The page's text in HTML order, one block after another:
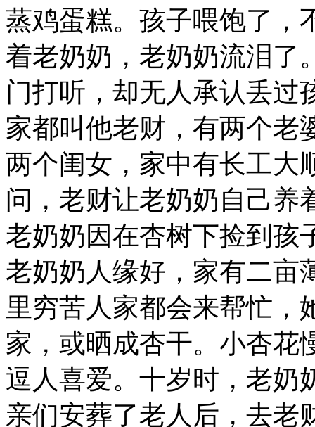
蒸鸡蛋糕。孩子喂饱了，
着老奶奶，老奶奶流泪了
门打听，却无人承认丢过
家都叫他老财，有两个老
两个闺女，家中有长工大
问，老财让老奶奶自己养
老奶奶因在杏树下捡到孩
老奶奶人缘好，家有二亩
里穷苦人家都会来帮忙，
家，或晒成杏干。小杏花
逗人喜爱。十岁时，老奶
亲们安葬了老人后，去老